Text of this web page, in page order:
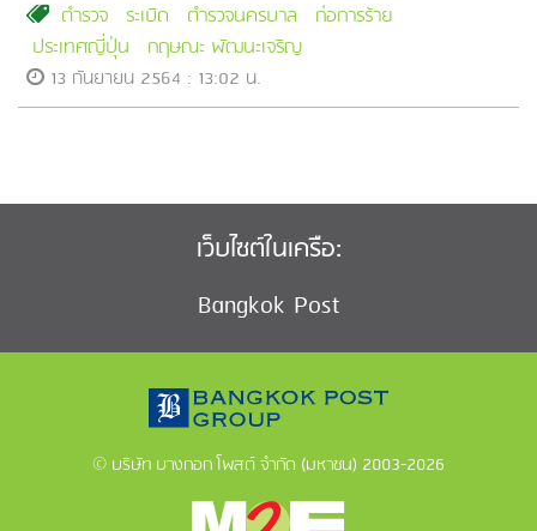
ตำรวจ ระเบิด ตำรวจนครบาล
ก่อการร้าย
ประเทศญี่ปุ่น
กฤษณะ พัฒนะเจริญ
13 กันยายน 2564 : 13:02 น.
เว็บไซต์ในเครือ:
Bangkok Post
© บริษัท บางกอก โพสต์ จำกัด (มหาชน) 2003-2026